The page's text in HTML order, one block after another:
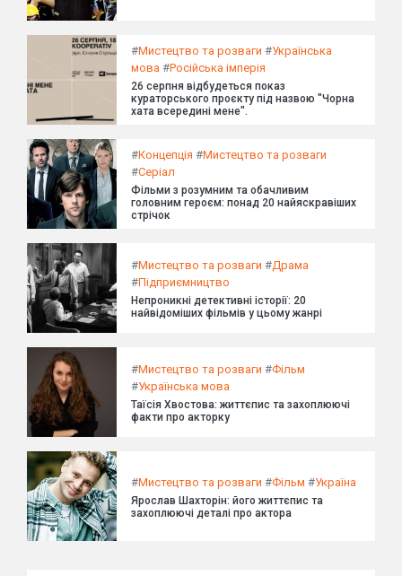
#Мистецтво та розваги #Українська
мова #Російська імперія
26 серпня відбудеться показ
кураторського проєкту під назвою "Чорна
хата всередині мене".
#Концепція #Мистецтво та розваги
#Серіал
Фільми з розумним та обачливим
головним героєм: понад 20 найяскравіших
стрічок
#Мистецтво та розваги #Драма
#Підприємництво
Непроникні детективні історії: 20
найвідоміших фільмів у цьому жанрі
#Мистецтво та розваги #Фільм
#Українська мова
Таїсія Хвостова: життєпис та захоплюючі
факти про акторку
#Мистецтво та розваги #Фільм #Україна
Ярослав Шахторін: його життєпис та
захоплюючі деталі про актора